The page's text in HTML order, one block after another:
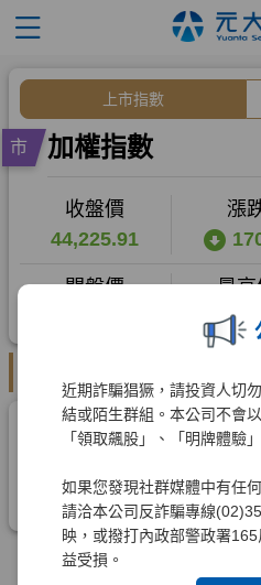
近期詐騙猖獗，請投資人切
結或陌生群組。本公司不會
「領取飆股」、「明牌體驗
如果您發現社群媒體中有任
請洽本公司反詐騙專線
映，或撥打內政部警政署
益受損。